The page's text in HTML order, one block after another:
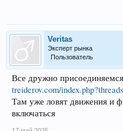
Veritas
Эксперт рынка
Пользователь
Все дружно
treiderov.com/
Там уже ловят движения и
включаться